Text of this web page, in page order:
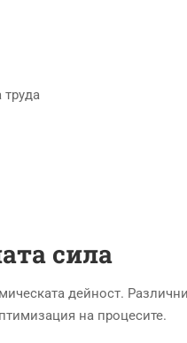
сила
дейност.
на процесите.